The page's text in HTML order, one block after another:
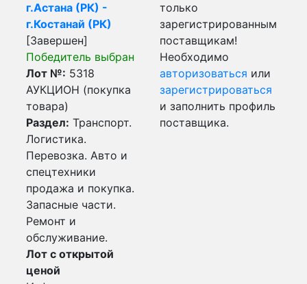
г.Астана (РК) -
г.Костанай (РК)
[Завершен]
Победитель выбран
Лот №: 5318
АУКЦИОН (покупка
товара)
Раздел: Транспорт.
Логистика.
Перевозка. Авто и
спецтехники
продажа и покупка.
Запасные части.
Ремонт и
обслуживание.
Лот с открытой
ценой
только
зарегистрированным
поставщикам!
Необходимо
авторизоваться или
зарегистрироваться
и заполнить профиль
поставщика.